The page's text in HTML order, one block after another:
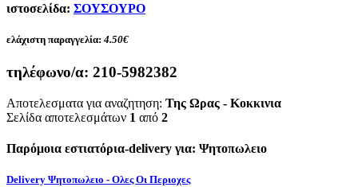
ιστοσελίδα: ΣΟΥΣΟΥΡΟ
ελάχιστη παραγγελία: 4.50€
τηλέφωνο/α: 210-5982382
Αποτελεσματα για αναζητηση: Της Ωρας - Κοκκινια
Σελίδα αποτελεσμάτων 1 από 2
Παρόμοια εστιατόρια-delivery για: Ψητοπωλειο
Delivery Ψητοπωλειο - Ολες Οι Περιοχες